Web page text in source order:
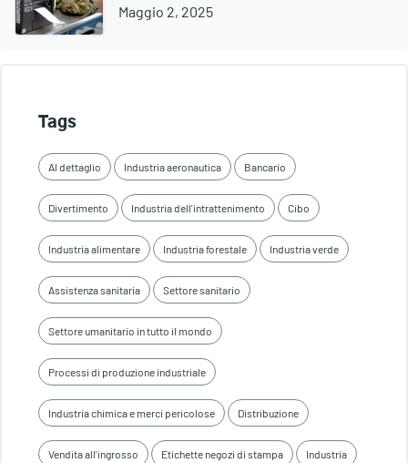
Maggio 2, 2025
Tags
Al dettaglio Industria aeronautica Bancario
Divertimento Industria dell'intrattenimento Cibo
Industria alimentare Industria forestale Industria verde
Assistenza sanitaria Settore sanitario
Settore umanitario in tutto il mondo
Processi di produzione industriale
Industria chimica e merci pericolose Distribuzione
Vendita all'ingrosso Etichette negozi di stampa Industria